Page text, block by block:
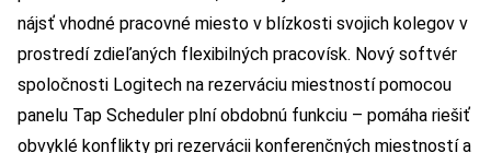
nájsť vhodné pracovné miesto v blízkosti svojich kolegov v
prostredí zdieľaných flexibilných pracovísk. Nový softvér
spoločnosti Logitech na rezerváciu miestností pomocou
panelu Tap Scheduler plní obdobnú funkciu – pomáha riešiť
obvyklé konflikty pri rezervácii konferenčných miestností a